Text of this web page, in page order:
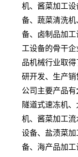
机、酱菜加工
备、蔬菜清洗
备、卤制品加
工设备的骨干
品机械行业取
研开发、生产销
公司主要产品有
隧道式速冻机
机、酱菜加工
设备、盐渍菜
备、海产品加